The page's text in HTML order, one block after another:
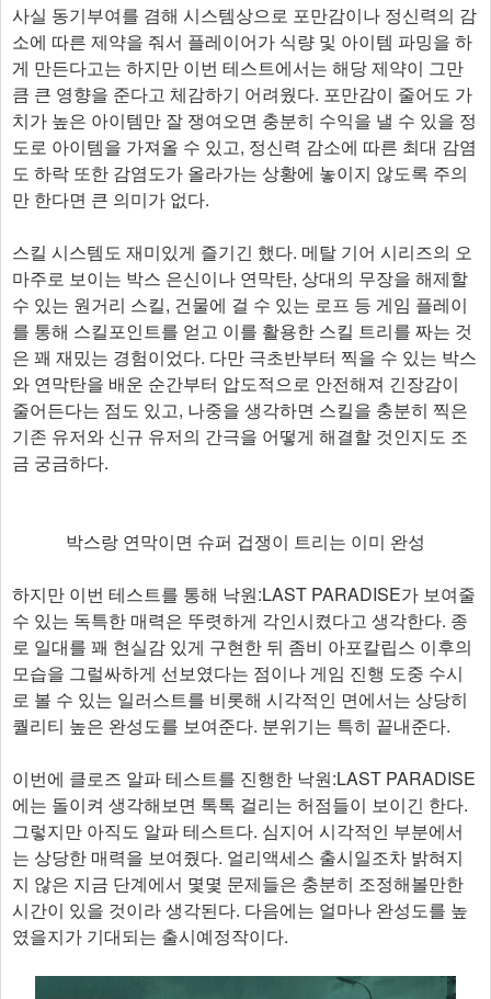
사실 동기부여를 겸해 시스템상으로 포만감이나 정신력의 감
소에 따른 제약을 줘서 플레이어가 식량 및 아이템 파밍을 하
게 만든다고는 하지만 이번 테스트에서는 해당 제약이 그만
큼 큰 영향을 준다고 체감하기 어려웠다. 포만감이 줄어도 가
치가 높은 아이템만 잘 쟁여오면 충분히 수익을 낼 수 있을 정
도로 아이템을 가져올 수 있고, 정신력 감소에 따른 최대 감염
도 하락 또한 감염도가 올라가는 상황에 놓이지 않도록 주의
만 한다면 큰 의미가 없다.
스킬 시스템도 재미있게 즐기긴 했다. 메탈 기어 시리즈의 오
마주로 보이는 박스 은신이나 연막탄, 상대의 무장을 해제할
수 있는 원거리 스킬, 건물에 걸 수 있는 로프 등 게임 플레이
를 통해 스킬포인트를 얻고 이를 활용한 스킬 트리를 짜는 것
은 꽤 재밌는 경험이었다. 다만 극초반부터 찍을 수 있는 박스
와 연막탄을 배운 순간부터 압도적으로 안전해져 긴장감이
줄어든다는 점도 있고, 나중을 생각하면 스킬을 충분히 찍은
기존 유저와 신규 유저의 간극을 어떻게 해결할 것인지도 조
금 궁금하다.
박스랑 연막이면 슈퍼 겁쟁이 트리는 이미 완성
하지만 이번 테스트를 통해 낙원:LAST PARADISE가 보여줄
수 있는 독특한 매력은 뚜렷하게 각인시켰다고 생각한다. 종
로 일대를 꽤 현실감 있게 구현한 뒤 좀비 아포칼립스 이후의
모습을 그럴싸하게 선보였다는 점이나 게임 진행 도중 수시
로 볼 수 있는 일러스트를 비롯해 시각적인 면에서는 상당히
퀄리티 높은 완성도를 보여준다. 분위기는 특히 끝내준다.
이번에 클로즈 알파 테스트를 진행한 낙원:LAST PARADISE
에는 돌이켜 생각해보면 톡톡 걸리는 허점들이 보이긴 한다.
그렇지만 아직도 알파 테스트다. 심지어 시각적인 부분에서
는 상당한 매력을 보여줬다. 얼리액세스 출시일조차 밝혀지
지 않은 지금 단계에서 몇몇 문제들은 충분히 조정해볼만한
시간이 있을 것이라 생각된다. 다음에는 얼마나 완성도를 높
였을지가 기대되는 출시예정작이다.​